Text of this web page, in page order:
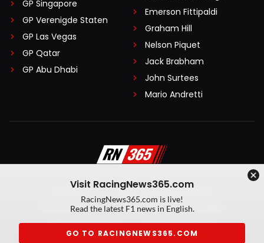
GP Singapore
GP Verenigde Staten
GP Las Vegas
GP Qatar
GP Abu Dhabi
Emerson Fittipaldi
Graham Hill
Nelson Piquet
Jack Brabham
John Surtees
Mario Andretti
Algemene voorwaarden
Privacy Policy
Created by On Your Marks
Privacy manager
Kansspeluitingen
Visit RacingNews365.com
RacingNews365.com is live!
Read the latest F1 news in English.
GO TO RACINGNEWS365.COM